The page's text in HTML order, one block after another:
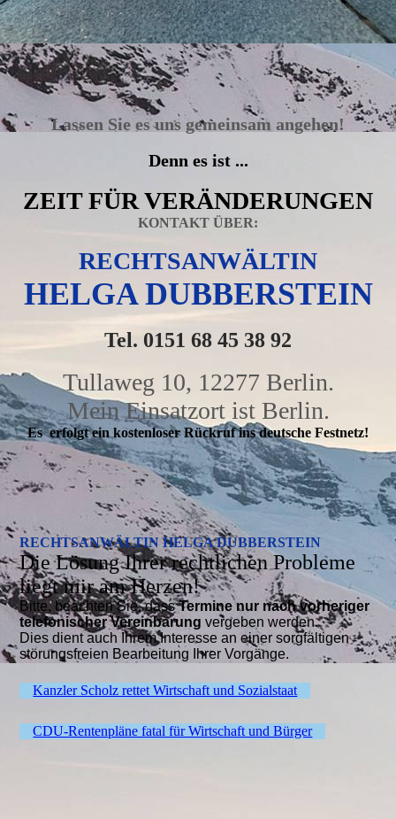
Lassen Sie es uns gemeinsam angehen!
Denn es ist ...
ZEIT FÜR VERÄNDERUNGEN
KONTAKT ÜBER:
RECHTSANWÄLTIN
HELGA DUBBERSTEIN
Tel. 0151 68 45 38 92
Tullaweg 10, 12277 Berlin.
Mein Einsatzort ist Berlin.
Es erfolgt ein kostenloser Rückruf ins deutsche Festnetz!
RECHTSANWÄLTIN HELGA DUBBERSTEIN
Die Lösung Ihrer rechtlichen Probleme
liegt mir am Herzen!
Bitte, beachten Sie, dassTermine nur nach vorheriger
telefonischer Vereinbarung vergeben werden.
Dies dient auch Ihrem Interesse an einer sorgfältigen
störungsfreien Bearbeitung Ihrer Vorgänge.
Kanzler Scholz rettet Wirtschaft und Sozialstaat
CDU-Rentenpläne fatal für Wirtschaft und Bürger